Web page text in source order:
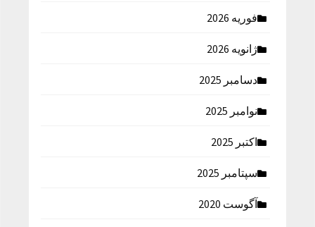
فوریه 2026
ژانویه 2026
دسامبر 2025
نوامبر 2025
اکتبر 2025
سپتامبر 2025
آگوست 2020